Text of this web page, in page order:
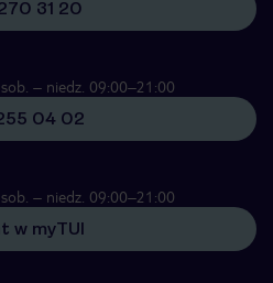
31 20
– niedz. 09:00–21:00
04 02
– niedz. 09:00–21:00
w myTUI